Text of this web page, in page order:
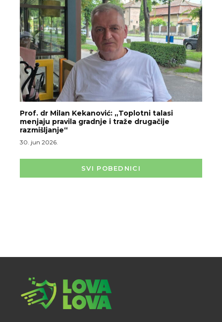
Prof. dr Milan Kekanović: „Toplotni talasi
menjaju pravila gradnje i traže drugačije
razmišljanje“
30. jun 2026.
SVI POBEDNICI